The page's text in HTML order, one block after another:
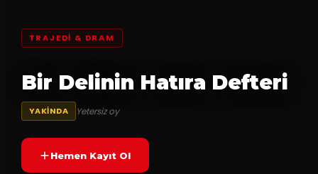
TRAJEDI & DRAM
Bir Delinin Hatıra Defteri
YAKINDA Yetersiz oy
Hemen Kayıt Ol